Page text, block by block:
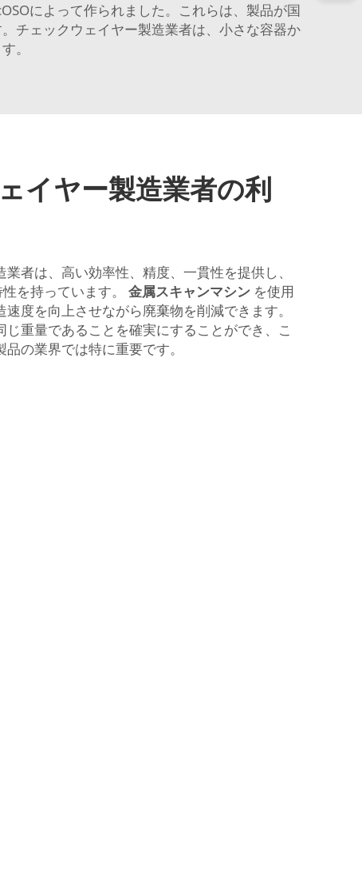
によって作られました。これらは、製品が国
チェックウェイヤー製造業者は、小さな容器か
。
イヤー製造業者の利
者は、高い効率性、精度、一貫性を提供し、
を持っています。 金属スキャンマシン を使用
度を向上させながら廃棄物を削減できます。
じ重量であることを確実にすることができ、こ
の業界では特に重要です。